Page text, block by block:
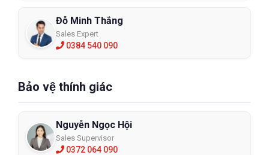
Đỗ Minh Thắng
Sales Expert
0384 540 090
Bảo vệ thính giác
Nguyễn Ngọc Hội
Sales Supervisor
0372 064 090